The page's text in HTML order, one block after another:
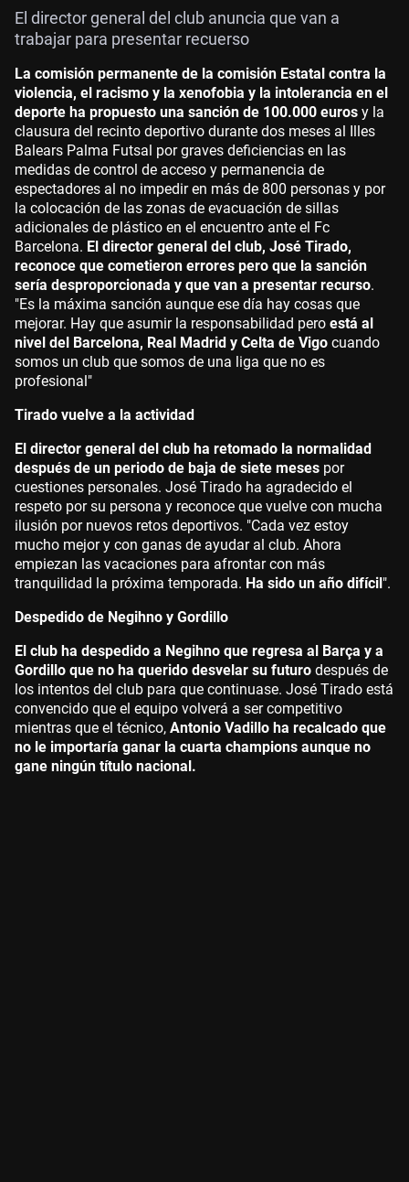
El director general del club anuncia que van a
trabajar para presentar recuerso
La comisión permanente de la comisión Estatal contra la
violencia, el racismo y la xenofobia y la intolerancia en el
deporte ha propuesto una sanción de 100.000 euros y la
clausura del recinto deportivo durante dos meses al Illes
Balears Palma Futsal por graves deficiencias en las
medidas de control de acceso y permanencia de
espectadores al no impedir en más de 800 personas y por
la colocación de las zonas de evacuación de sillas
adicionales de plástico en el encuentro ante el Fc
Barcelona. El director general del club, José Tirado,
reconoce que cometieron errores pero que la sanción
sería desproporcionada y que van a presentar recurso.
"Es la máxima sanción aunque ese día hay cosas que
mejorar. Hay que asumir la responsabilidad pero está al
nivel del Barcelona, Real Madrid y Celta de Vigo cuando
somos un club que somos de una liga que no es
profesional"
Tirado vuelve a la actividad
El director general del club ha retomado la normalidad
después de un periodo de baja de siete meses por
cuestiones personales. José Tirado ha agradecido el
respeto por su persona y reconoce que vuelve con mucha
ilusión por nuevos retos deportivos. "Cada vez estoy
mucho mejor y con ganas de ayudar al club. Ahora
empiezan las vacaciones para afrontar con más
tranquilidad la próxima temporada. Ha sido un año difícil".
Despedido de Negihno y Gordillo
El club ha despedido a Negihno que regresa al Barça y a
Gordillo que no ha querido desvelar su futuro después de
los intentos del club para que continuase. José Tirado está
convencido que el equipo volverá a ser competitivo
mientras que el técnico, Antonio Vadillo ha recalcado que
no le importaría ganar la cuarta champions aunque no
gane ningún título nacional.